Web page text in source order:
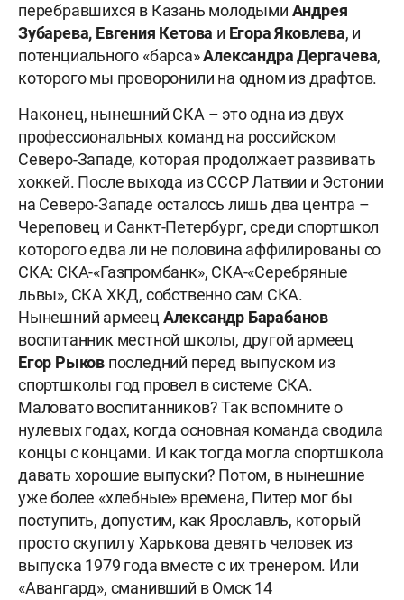
перебравшихся в Казань молодыми Андрея
Зубарева, Евгения Кетова и Егора Яковлева, и
потенциального «барса»Александра Дергачева,
которого мы проворонили на одном из драфтов.
Наконец, нынешний СКА – это одна из двух
профессиональных команд на российском
Северо-Западе, которая продолжает развивать
хоккей. После выхода из СССР Латвии и Эстонии
на Северо-Западе осталось лишь два центра –
Череповец и Санкт-Петербург, среди спортшкол
которого едва ли не половина аффилированы со
СКА: СКА-«Газпромбанк», СКА-«Серебряные
львы», СКА ХКД, собственно сам СКА.
Нынешний армеецАлександр Барабанов
воспитанник местной школы, другой армеец
Егор Рыков последний перед выпуском из
спортшколы год провел в системе СКА.
Маловато воспитанников? Так вспомните о
нулевых годах, когда основная команда сводила
концы с концами. И как тогда могла спортшкола
давать хорошие выпуски? Потом, в нынешние
уже более «хлебные» времена, Питер мог бы
поступить, допустим, как Ярославль, который
просто скупил у Харькова девять человек из
выпуска 1979 года вместе с их тренером. Или
«Авангард», сманивший в Омск 14